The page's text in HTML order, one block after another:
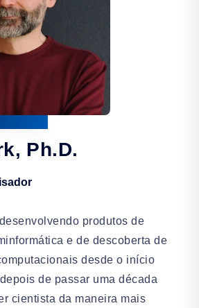
Ph.D.
produtos de
e de descoberta de
desde o início
de passar uma década
cientista da maneira mais